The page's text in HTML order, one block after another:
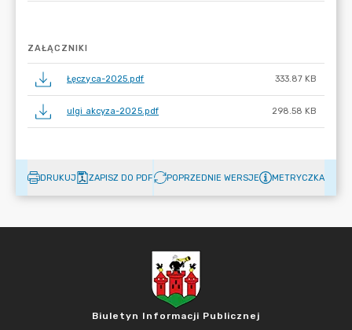
ZAŁĄCZNIKI
Łęczyca-2025.pdf 333.87 KB
ulgi akcyza-2025.pdf 298.58 KB
DRUKUJ ZAPISZ DO PDF POPRZEDNIE WERSJE METRYCZKA
Biuletyn Informacji Publicznej